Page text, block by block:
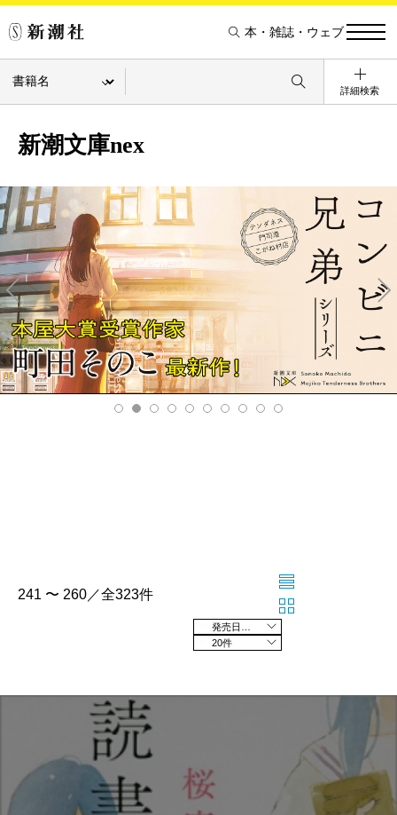
本・雑誌・ウェブ
詳細検索
新潮文庫nex
Pre
v
xt
241 〜 260／全323件
20件